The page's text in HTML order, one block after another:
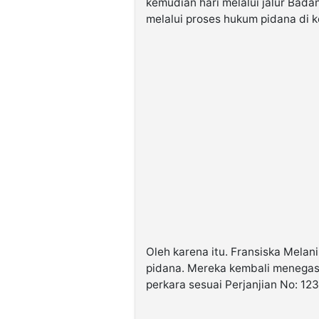
melalui proses hukum pidana di
Oleh karena itu. Fransiska
pidana. Mereka kembali
perkara sesuai Perjanjian No: